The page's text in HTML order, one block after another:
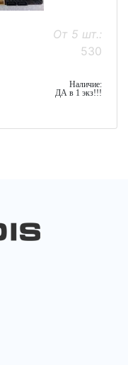
От 5 шт.:
530
Наличие:
ДА в 1 экз!!!